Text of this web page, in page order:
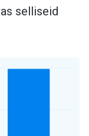
selliseid